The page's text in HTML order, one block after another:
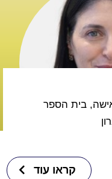
בית הספר
קראו עוד